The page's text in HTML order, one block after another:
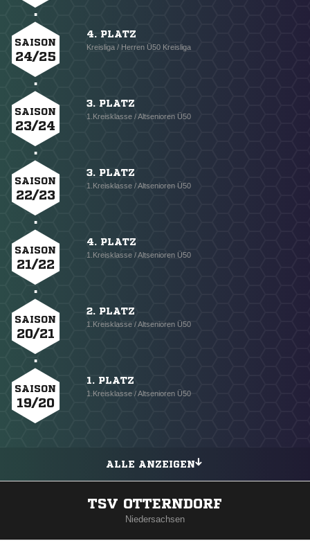
SAISON
24/25
4. PLATZ
Kreisliga / Herren Ü50 Kreisliga
SAISON
23/24
3. PLATZ
1.Kreisklasse / Altsenioren Ü50
SAISON
22/23
3. PLATZ
1.Kreisklasse / Altsenioren Ü50
SAISON
21/22
4. PLATZ
1.Kreisklasse / Altsenioren Ü50
SAISON
20/21
2. PLATZ
1.Kreisklasse / Altsenioren Ü50
SAISON
19/20
1. PLATZ
1.Kreisklasse / Altsenioren Ü50
ALLE ANZEIGEN
TSV OTTERNDORF
Niedersachsen